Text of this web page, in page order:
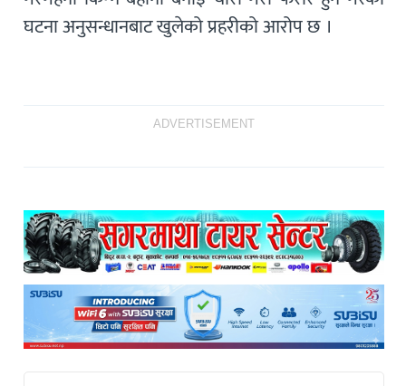
घटना अनुसन्धानबाट खुलेको प्रहरीको आरोप छ ।
ADVERTISEMENT